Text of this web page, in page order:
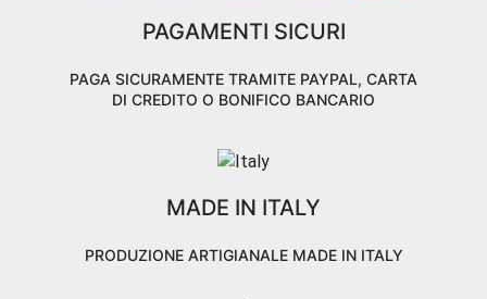
PAGAMENTI SICURI
PAGA SICURAMENTE TRAMITE PAYPAL, CARTA
DI CREDITO O BONIFICO BANCARIO
MADE IN ITALY
PRODUZIONE ARTIGIANALE MADE IN ITALY